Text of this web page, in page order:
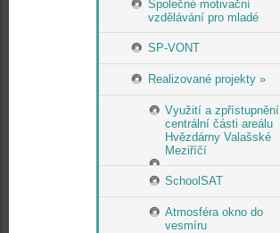
Společné motivační
vzdělávání pro mladé
SP-VONT
Realizované projekty »
Využití a zpřístupnění
centrální části areálu
Hvězdárny Valašské
Meziříčí
SchoolSAT
Atmosféra okno do
vesmíru